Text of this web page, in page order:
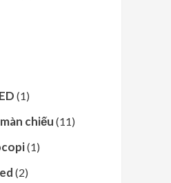
(1)
chiếu (11)
(1)
(2)